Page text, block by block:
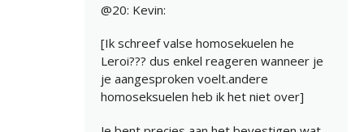
@20: Kevin:
[Ik schreef valse homosekuelen he
Leroi??? dus enkel reageren wanneer je
je aangesproken voelt.andere
homoseksuelen heb ik het niet over]